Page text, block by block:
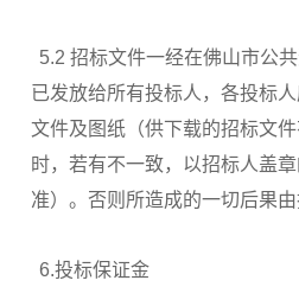
5.2 招标文件一经在佛山市公
已发放给所有投标人，各投标
文件及图纸（供下载的招标文
时，若有不一致，以招标人盖
准）。否则所造成的一切后果由
6.投标保证金